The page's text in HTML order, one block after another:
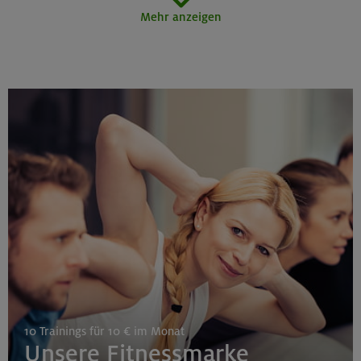
Schnupperkletterkurs indoor
München
25.08./01./08.09.26
Aufbaukurs Klettern indoor (3 Termine)
Gilching
Mehr anzeigen
10 Trainings für 10 € im Monat
Unsere Fitnessmarke